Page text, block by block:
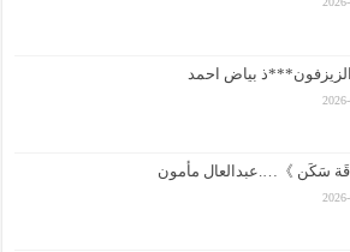
بياض احمد
سَكَن 》….عبدالعال مأمون